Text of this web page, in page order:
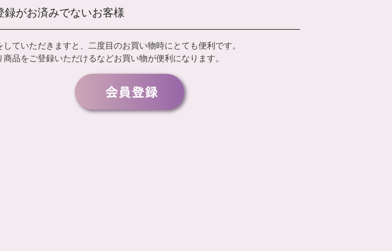
録がお済みでないお客様
していただきますと、二度目のお買い物時にとても便利です。
商品をご登録いただけるなどお買い物が便利になります。